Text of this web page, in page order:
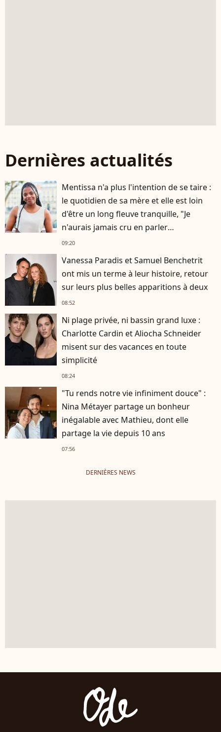
Dernières actualités
Mentissa n'a plus l'intention de se taire :
le quotidien de sa mère et elle est loin
d'être un long fleuve tranquille, "Je
n'aurais jamais cru en parler
publiquement"
09:20
Vanessa Paradis et Samuel Benchetrit
ont mis un terme à leur histoire, retour
sur leurs plus belles apparitions à deux
08:52
Ni plage privée, ni bassin grand luxe :
Charlotte Cardin et Aliocha Schneider
misent sur des vacances en toute
simplicité
08:24
"Tu rends notre vie infiniment douce" :
Nina Métayer partage un bonheur
inégalable avec Mathieu, dont elle
partage la vie depuis 10 ans
07:56
DERNIÈRES NEWS